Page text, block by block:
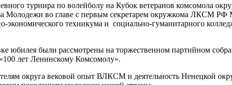
турнира по волейболу на Кубок ветеранов комсомола
Молодежи во главе с первым секретарем окружкома ЛКСМ
техникума и социально-гуманитарного
юбилея были рассмотрены на торжественном партийном
лет Ленинскому Комсомолу».
округа вековой опыт ВЛКСМ и деятельность Ненецкой